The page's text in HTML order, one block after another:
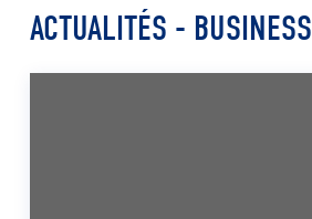
ACTUALITÉS - BUSINESS